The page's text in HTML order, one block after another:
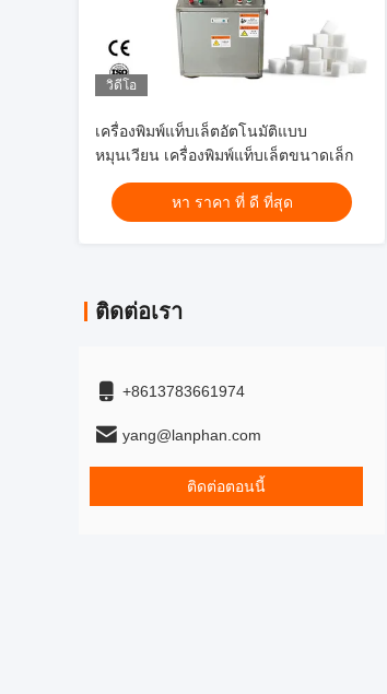
วิดีโอ
เครื่องพิมพ์แท็บเล็ตอัตโนมัติแบบ
หมุนเวียน เครื่องพิมพ์แท็บเล็ตขนาดเล็ก
หา ราคา ที่ ดี ที่สุด
ติดต่อเรา
+8613783661974
yang@lanphan.com
ติดต่อตอนนี้